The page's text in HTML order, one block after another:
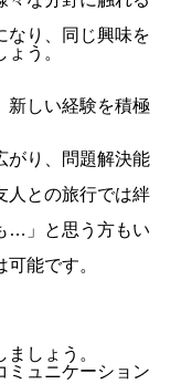
なり、同じ興味を
う。
新しい経験を積極
がり、問題解決能
人との旅行では絆
…」と思う方もい
能です。
しょう。
ミュニケーション